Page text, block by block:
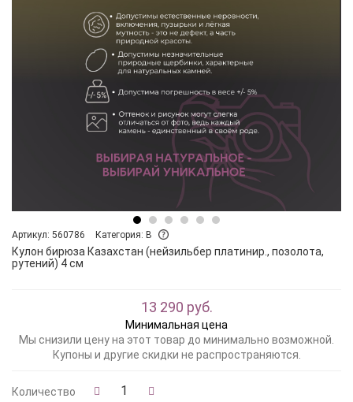
Артикул: 560786 Категория: B
Кулон бирюза Казахстан (нейзильбер платинир., позолота,
рутений) 4 см
13 290 руб.
Минимальная цена
Мы снизили цену на этот товар до минимально возможной.
Купоны и другие скидки не распространяются.
Количество